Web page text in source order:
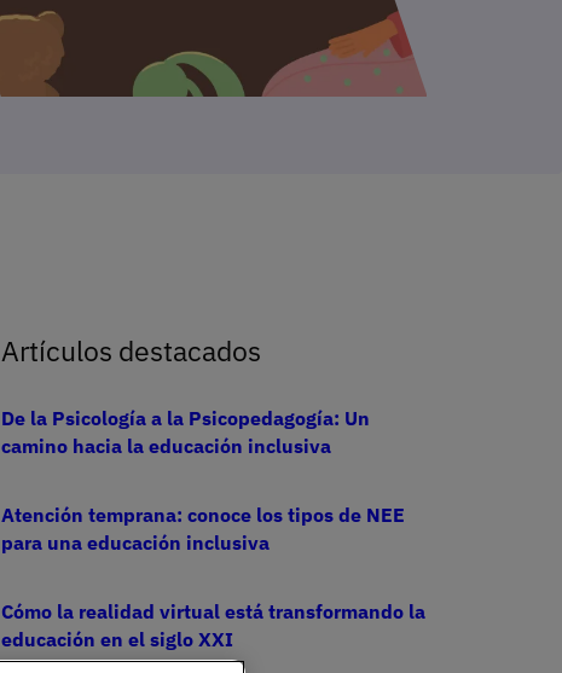
Artículos destacados
De la Psicología a la Psicopedagogía: Un
camino hacia la educación inclusiva
Atención temprana: conoce los tipos de NEE
para una educación inclusiva
Cómo la realidad virtual está transformando la
educación en el siglo XXI